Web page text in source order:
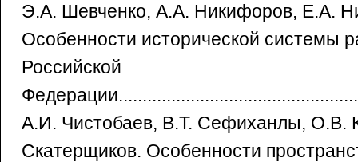
Э.А. Шевченко, А.А. Никифоров, Е.А.
Особенности исторической системы
Российской
А.И. Чистобаев, В.Т. Сефиханлы, О.В.
Скатерщиков. Особенности